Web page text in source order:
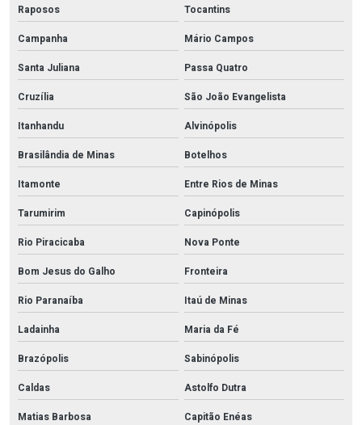
Raposos
Tocantins
Campanha
Mário Campos
Santa Juliana
Passa Quatro
Cruzília
São João Evangelista
Itanhandu
Alvinópolis
Brasilândia de Minas
Botelhos
Itamonte
Entre Rios de Minas
Tarumirim
Capinópolis
Rio Piracicaba
Nova Ponte
Bom Jesus do Galho
Fronteira
Rio Paranaíba
Itaú de Minas
Ladainha
Maria da Fé
Brazópolis
Sabinópolis
Caldas
Astolfo Dutra
Matias Barbosa
Capitão Enéas